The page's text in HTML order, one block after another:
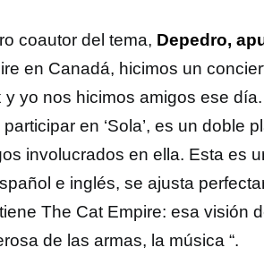
coautor del tema, Depedro,
en Canadá, hicimos un
y yo nos hicimos amigos ese
participar en ‘Sola’, es un doble
involucrados en ella. Esta es
e inglés, se ajusta
The Cat Empire: esa visión
de las armas, la música “.